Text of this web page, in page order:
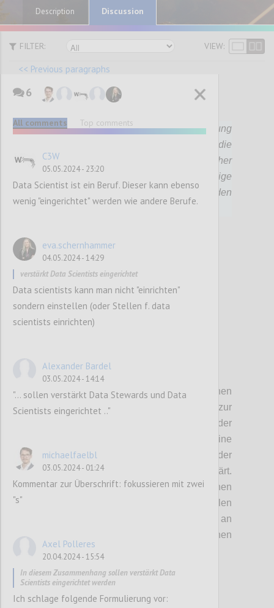
Description Discussion
FILTER: VIEW:
<< Previous paragraphs
Die Bundesregierung wird mit der Einrichtung
einer zuständigen Behörde für die
Registrierung anerkannter datenaltruistischer
Organisationen vertrauenswürdige
Rahmenbedingungen für Datenspenden
schaffen.
P103
Österreich möchte durch einen eigenen
strategischen Ansatz stärker zur
Bewusstseinsbildung über die Möglichkeit der
Datenspende beitragen. Dazu wird eine
aktive Aufklärung über die Möglichkeiten der
Nutzung der Datenspenden aufgeklärt.
Entsprechend den vorgegebenen
gesetzlichen Rahmenbedingungen sollen
künftig Datenspenden für das Gemeinwohl an
anerkannte datenaltruistische Organisationen
ermöglicht und gefördert werden.
6
All comments Top comments
C3W
05.05.2024 - 23:20
Data Scientist ist ein Beruf. Dieser kann ebenso
wenig "eingerichtet" werden wie andere Berufe.
eva.schernhammer
04.05.2024 - 14:29
verstärkt Data Scientists eingerichtet
Data scientists kann man nicht "einrichten"
sondern einstellen (oder Stellen f. data
scientists einrichten)
Alexander Bardel
03.05.2024 - 14:14
"... sollen verstärkt Data Stewards und Data
Scientists eingerichtet .."
michaelfaelbl
03.05.2024 - 01:24
Kommentar zur Überschrift: fokussieren mit zwei
"s"
Axel Polleres
20.04.2024 - 15:54
In diesem Zusammenhang sollen verstärkt Data
Scientists eingerichtet werden
Ich schlage folgende Formulierung vor: